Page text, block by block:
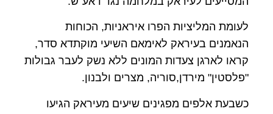
לעומת המליציות הפרו איראניות, הכוחות
הנאמנים בעיראק לאימאם השיעי מוקתדא סדר,
קראו לארגן צעדות המונים ללא נשק לעבר גבולות
"פלסטין" מירדן,סוריה, מצרים ולבנון.
כשבעת אלפים מפגינים שיעים מעיראק הגיעו